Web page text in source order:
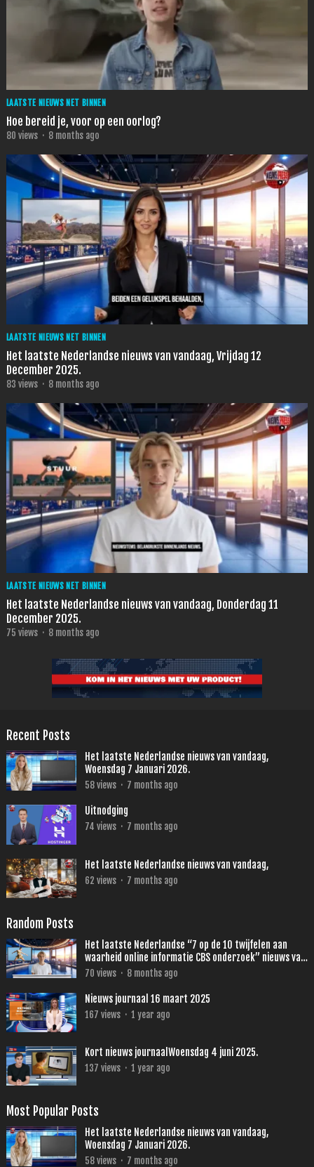
LAATSTE NIEUWS NET BINNEN
Hoe bereid je, voor op een oorlog?
80 views · 8 months ago
LAATSTE NIEUWS NET BINNEN
Het laatste Nederlandse nieuws van vandaag, Vrijdag 12
December 2025.
83 views · 8 months ago
LAATSTE NIEUWS NET BINNEN
Het laatste Nederlandse nieuws van vandaag, Donderdag 11
December 2025.
75 views · 8 months ago
Recent Posts
Het laatste Nederlandse nieuws van vandaag,
Woensdag 7 Januari 2026.
58views · 7 months ago
Uitnodging
74 views · 7 months ago
Het laatste Nederlandse nieuws van vandaag,
62 views · 7 months ago
Random Posts
Het laatste Nederlandse “7 op de 10 twijfelen aan
waarheid online informatie CBS onderzoek” nieuws van
vandaag, Vrijdag 5 December 2025.
70 views · 8 months ago
Nieuws journaal 16 maart 2025
167 views · 1 year ago
Kort nieuws journaalWoensdag 4 juni 2025.
137 views · 1 year ago
Most Popular Posts
Het laatste Nederlandse nieuws van vandaag,
Woensdag 7 Januari 2026.
58views · 7 months ago